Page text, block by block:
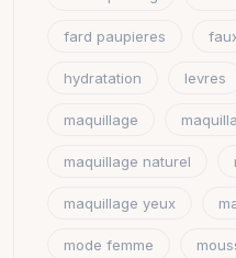
fard paupieres
hydratation levres
maquillage
maquillage naturel
maquillage yeux
mode femme